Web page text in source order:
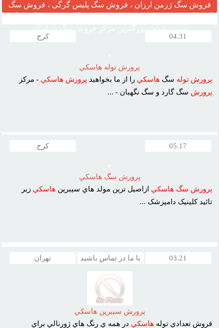
فروش سگ ژرمن ارزان ، فروش سگ پلیس گرگی ، فروش سگ
04.31 کرج
پرورش توله هاسکي
پرورش توله سگ هاسکي را از ما بخواهيد پرورش هاسکي - مرکز
پرورش سگ گارد و سگ نگهبان - ...
05.17 کرج
پرورش سگ هاسکي
پرورش سگ هاسکي ازاصيل ترين مولد هاي سيبرين هاسکي زير
تائيد کلينيک دامپزشک ...
03.21 با ما در تماس باشید تهران
پرورش سيبرين هاسکي
فروش تعدادي توله هاسکي در همه ي رنگ هاي ژورنالي براي